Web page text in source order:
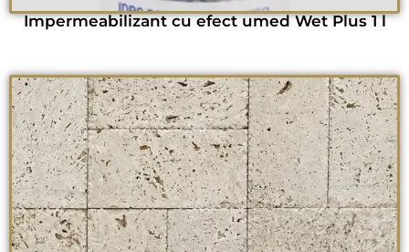
Impermeabilizant cu efect umed Wet Plus 1 l